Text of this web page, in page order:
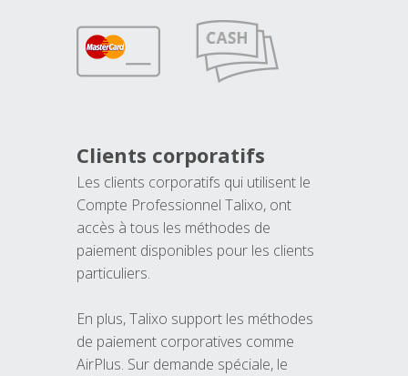
Clients corporatifs
Les clients corporatifs qui utilisent le
Compte Professionnel Talixo, ont
accès à tous les méthodes de
paiement disponibles pour les clients
particuliers.
En plus, Talixo support les méthodes
de paiement corporatives comme
AirPlus. Sur demande spéciale, le